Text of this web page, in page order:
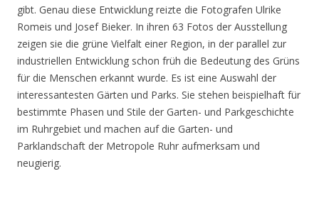
gibt. Genau diese Entwicklung reizte die Fotografen Ulrike
Romeis und Josef Bieker. In ihren 63 Fotos der Ausstellung
zeigen sie die grüne Vielfalt einer Region, in der parallel zur
industriellen Entwicklung schon früh die Bedeutung des Grüns
für die Menschen erkannt wurde. Es ist eine Auswahl der
interessantesten Gärten und Parks. Sie stehen beispielhaft für
bestimmte Phasen und Stile der Garten- und Parkgeschichte
im Ruhrgebiet und machen auf die Garten- und
Parklandschaft der Metropole Ruhr aufmerksam und
neugierig.